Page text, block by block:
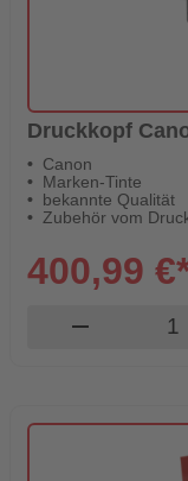
Druckkopf
Canon
Marken-Tinte
bekannte Qualität
Zubehör vom
400,99
remove